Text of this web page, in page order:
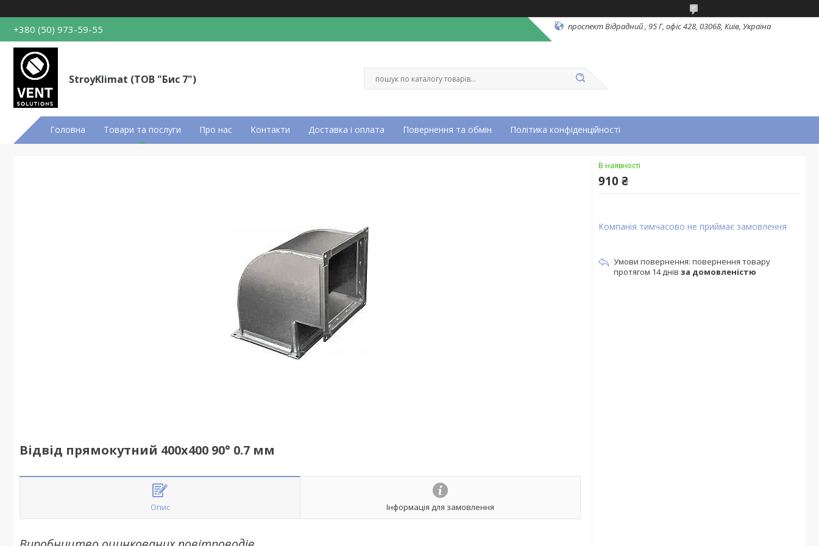
+380 (50) 973-59-55 проспект Відрадний , 95 Г, офіс 428, 03068, Київ, Україна
StroyKlimat (ТОВ "Бис 7")
Головна Товари та послуги Про нас Контакти Доставка і оплата Повернення та обмін Політика конфіденційності
Відвід прямокутний 400х400 90° 0.7 мм
Опис Інформація для замовлення
В наявності
910 ₴
Компанія тимчасово не приймає замовлення
повернення товару
протягом 14 днів за домовленістю